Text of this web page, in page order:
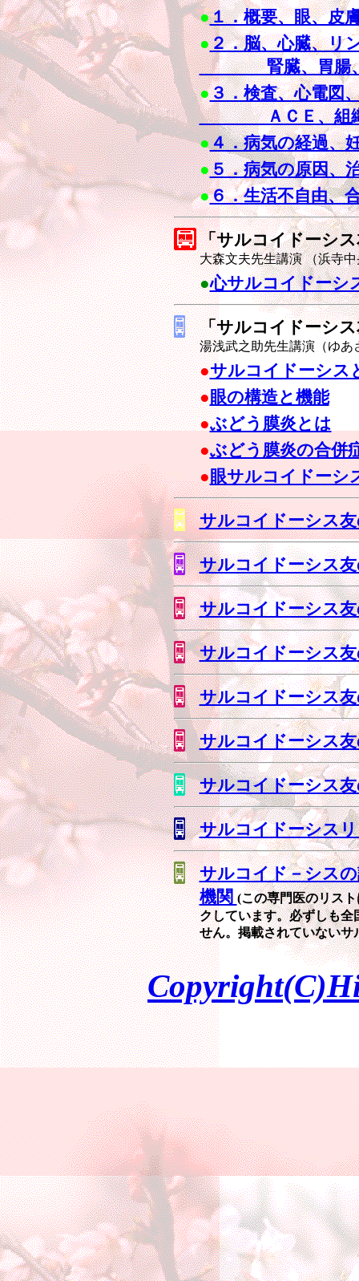
●１．概要、眼、皮
●２．脳、心臓、リ
腎臓、胃腸、
●３．検査、心電図
ＡＣＥ、組織検
●４．病気の経過、
●５．病気の原因、
●６．生活不自由、
「サルコイドーシ
大森文夫先生講演 （浜寺
●心サルコイドーシ
「サルコイドーシ
湯浅武之助先生講演（ゆあ
●サルコイドーシス
●眼の構造と機能
●ぶどう膜炎とは
●ぶどう膜炎の合併
●眼サルコイドーシ
サルコイドーシス
サルコイドーシス
サルコイドーシス
サルコイドーシス
サルコイドーシス
サルコイドーシス
サルコイドーシス
サルコイドーシス
サルコイド－シス
機関 (この専門医のリス
クしています。必ずしも全
せん。掲載されていないサ